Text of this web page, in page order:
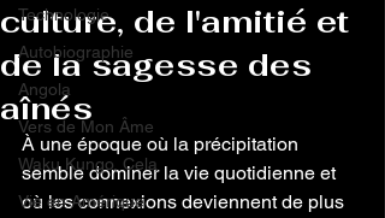
Technologie
Autobiographie
Angola
Vers de Mon Âme
Waku Kungo, Cela
Vie en Amérique
culture, de l'amitié et
de la sagesse des
aînés
À une époque où la précipitation
semble dominer la vie quotidienne et
où les connexions deviennent de plus